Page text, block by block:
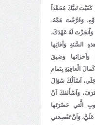
كَفَيْتَ نَبيَّكَ مُحَمَّداً
وَفَرَّجْتَ هَمَّهُ،
لَهُ عَهْدَكَ،
السَّنَةِ وَآفاتِها
وَاَحزانَها وَضيقَ
الْعافِيَةِ بِتَمامِ
اَسْاَلُكَ سُؤالَ
وَاَسْأَلفكَ اَنْ
الَّتي حَصْرَتَها
عَلَيَّ، وَاَنْ تَعْصِمَني